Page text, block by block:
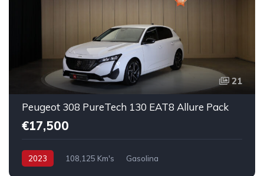
21
Peugeot 308 PureTech 130 EAT8 Allure Pack
€17,500
2023 108,125 Km's Gasolina